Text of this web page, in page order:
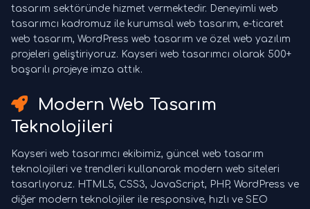
tasarım sektöründe hizmet vermektedir. Deneyimli web
tasarımcı kadromuz ile kurumsal web tasarım, e-ticaret
web tasarım, WordPress web tasarım ve özel web yazılım
projeleri geliştiriyoruz. Kayseri web tasarımcı olarak 500+
başarılı projeye imza attık.
Modern Web Tasarım
Teknolojileri
Kayseri web tasarımcı ekibimiz, güncel web tasarım
teknolojileri ve trendleri kullanarak modern web siteleri
tasarlıyoruz. HTML5, CSS3, JavaScript, PHP, WordPress ve
diğer modern teknolojiler ile responsive, hızlı ve SEO